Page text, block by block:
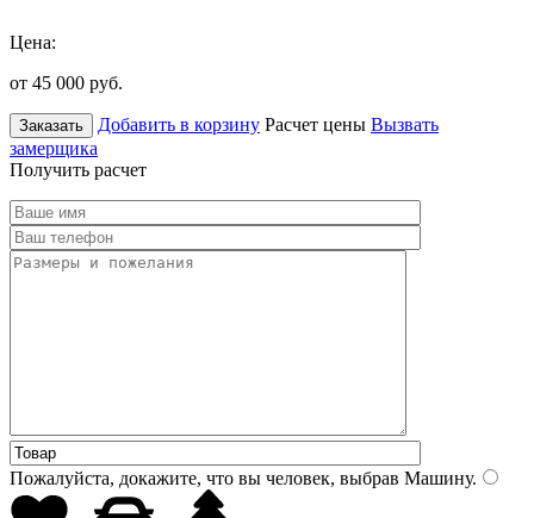
Цена:
от 45 000 руб.
Заказать Добавить в корзину Расчет цены Вызвать
замерщика
Получить расчет
Пожалуйста, докажите, что вы человек, выбрав Машину.